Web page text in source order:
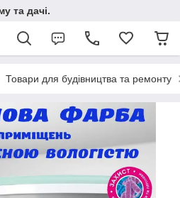
та дачі.
Товари для будівництва та ремонту